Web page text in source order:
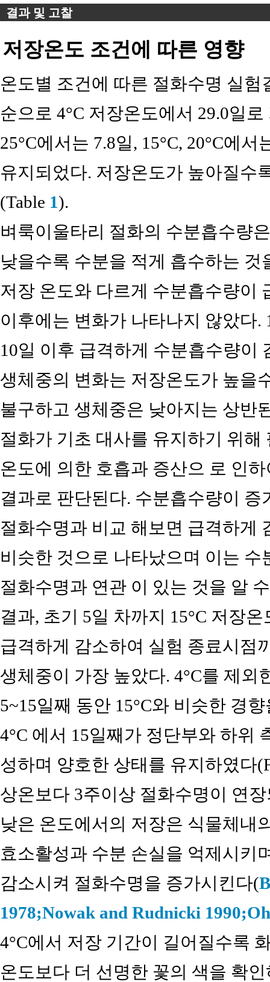
결과 및 고찰
저장온도 조건에 따른 영향
온도별 조건에 따른 절화수명 실험
순으로 4°C 저장온도에서 29.0일
25°C에서는 7.8일, 15°C, 20°C에
유지되었다. 저장온도가 높아질수
(Table 1).
벼룩이울타리 절화의 수분흡수량
낮을수록 수분을 적게 흡수하는 것
저장 온도와 다르게 수분흡수량이
이후에는 변화가 나타나지 않았다.
10일 이후 급격하게 수분흡수량이
생체중의 변화는 저장온도가 높을
불구하고 생체중은 낮아지는 상반
절화가 기초 대사를 유지하기 위
온도에 의한 호흡과 증산으 로 인
결과로 판단된다. 수분흡수량이
절화수명과 비교 해보면 급격하게
비슷한 것으로 나타났으며 이는
절화수명과 연관 이 있는 것을 알
결과, 초기 5일 차까지 15°C 저장
급격하게 감소하여 실험 종료시점
생체중이 가장 높았다. 4°C를 제외
5~15일째 동안 15°C와 비슷한 경
4°C 에서 15일째가 정단부와 하위
성하며 양호한 상태를 유지하였다
상온보다 3주이상 절화수명이 연
낮은 온도에서의 저장은 식물체내
효소활성과 수분 손실을 억제시키
감소시켜 절화수명을 증가시킨다(
1978;Nowak and Rudnicki 1990;
4°C에서 저장 기간이 길어질수록
온도보다 더 선명한 꽃의 색을 확